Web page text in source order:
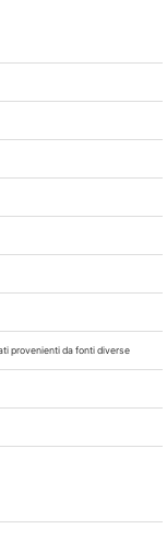
08056040960
Forlanini 21 -